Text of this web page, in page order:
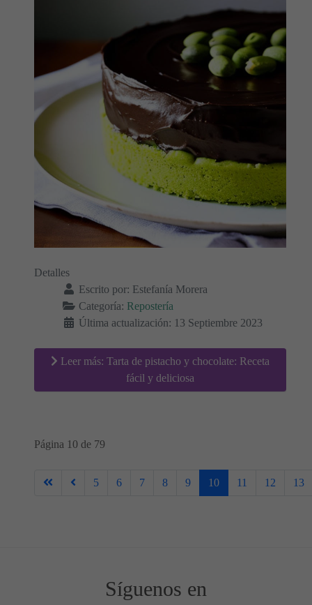
Detalles
Escrito por: Estefanía Morera
Categoría: Repostería
Última actualización: 13 Septiembre 2023
Leer más: Tarta de pistacho y chocolate: Receta
fácil y deliciosa
Página 10 de 79
5 6 7 8 9 10 11 12 13
Síguenos en